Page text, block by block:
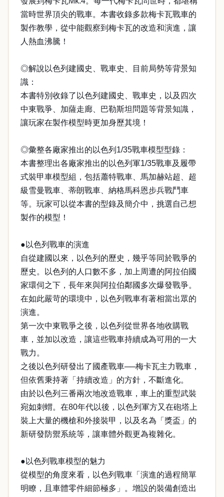
當時世界頂尖的戰車。本書收錄多款梅卡瓦戰車的
製作教學，從中能觀察到梅卡瓦的改造和演進，讓
人熱血沸騰！
◎解說以色列建國史、戰車史、目前局勢等背景知
識：
本書特別收錄了以色列建國史、戰車史，以及四次
中東戰爭、加薩走廊、巴勒斯坦問題等背景知識，
讓玩家在製作模型時更加身歷其境！
◎彙整各廠家推出的以色列1/35戰車模型型錄：
本書整理出各廠家推出的以色列軍1/35戰車及履帶
式裝甲車模型組，包括蕭特戰車、馬加赫站超、超
級雪曼戰車、蒂朗戰車、納格馬科恩步兵戰鬥車
等。玩家可以從本書的型錄及簡介中，挑選自己想
製作的模型！
●以色列戰車的演進
自從建國以來，以色列的歷史，幾乎等同於戰爭的
歷史。以色列的人口數不多，加上周遭的阿拉伯國
家環伺之下，長年來與阿拉伯鄰國多次爆發戰爭。
在如此嚴苛的環境中，以色列戰車有著相當出眾的
演進。
第一次中東戰爭之後，以色列從世界各地收購戰
車，並加以改造，讓這些戰車持續成為可用的一大
戰力。
之後以色列研發出了國產戰車──梅卡瓦主力戰車，
但依舊秉持著「持續改造」的方針，不斷進化。
由於以色列三番兩次地改造戰車，車上的重型武裝
宛如刺蝟。在80年代以後，以色列軍方又在砲塔上
裝上大量的機槍和外接裝甲，以及名為「獎盃」的
新研發防禦系統等，讓車體外觀更為複雜化。
●以色列戰車模型的魅力
從模型的角度來看，以色列戰車「演進的過程簡單
明瞭，且車體零件細節極多」。增設的裝備創造出